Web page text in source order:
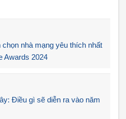
nhà mạng yêu thích nhất
Awards 2024
Điều gì sẽ diễn ra vào năm